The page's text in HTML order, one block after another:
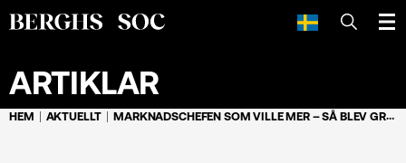
SÖK
ARTIKLAR
HEM AKTUELLT MARKNADSCHEFEN SOM VILLE MER – SÅ BLEV GROWTH MARKETING NYCKELN